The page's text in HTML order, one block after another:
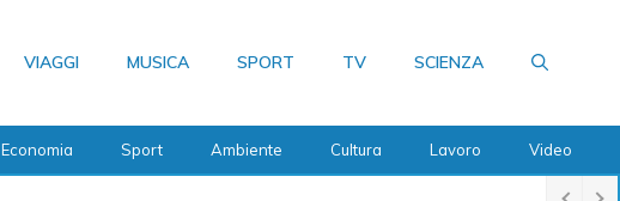
VIAGGI MUSICA SPORT TV SCIENZA
Economia Sport Ambiente Cultura Lavoro Video